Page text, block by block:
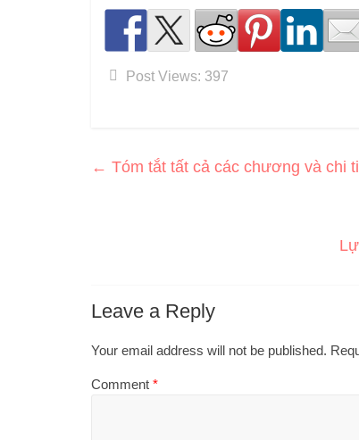
Post Views: 397
← Tóm tắt tất cả các chương và chi
Leave a Reply
Your email address will not be published.
Comment *